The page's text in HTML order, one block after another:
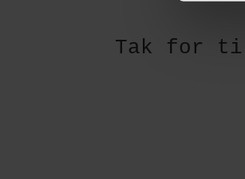
Tak for